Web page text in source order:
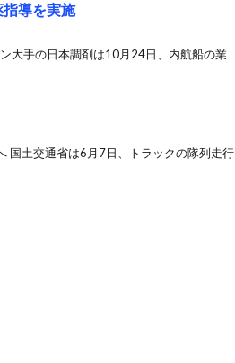
導を実施
大手の日本調剤は10月24日、内航船の業
国土交通省は6月7日、トラックの隊列走行